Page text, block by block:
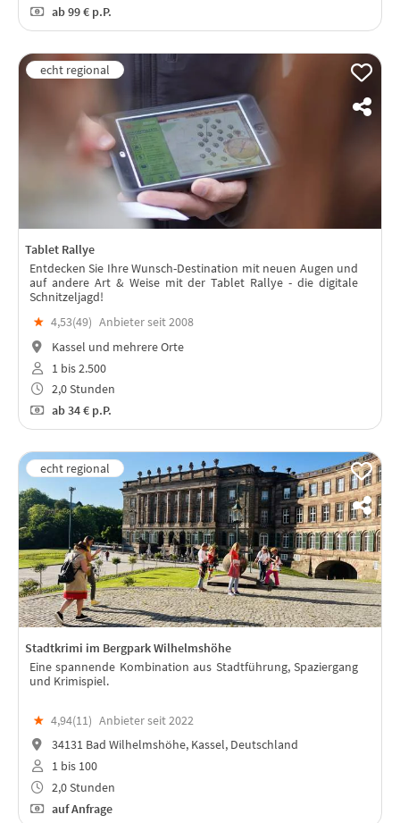
ab99 € p.P.
Tablet Rallye
Entdecken Sie Ihre Wunsch-Destination mit neuen Augen und
auf andere Art & Weise mit der Tablet Rallye - die digitale
Schnitzeljagd!
★ 4,53(49) Anbieter seit 2008
Kassel und mehrere Orte
1 bis 2.500
2,0 Stunden
ab34 € p.P.
Stadtkrimi im Bergpark Wilhelmshöhe
Eine spannende Kombination aus Stadtführung, Spaziergang
und Krimispiel.
★ 4,94(11) Anbieter seit 2022
34131 Bad Wilhelmshöhe, Kassel, Deutschland
1 bis 100
2,0 Stunden
auf Anfrage